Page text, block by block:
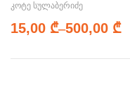
კოტე სულაბერიძე
15,00 ₾–500,00 ₾